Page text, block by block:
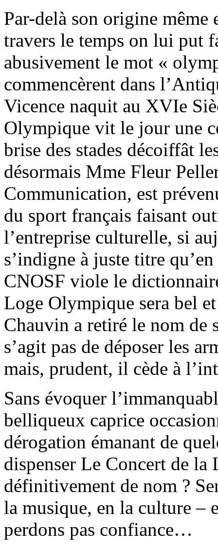
Par-delà son origine même
travers le temps on lui put
abusivement le mot «
commencèrent dans
Vicence naquit au XVIe
Olympique vit le jour une
brise des stades décoiffât
désormais Mme Fleur
Communication, est
du sport français faisant
l’entreprise culturelle, si
s’indigne à juste titre
CNOSF viole le
Loge Olympique sera bel
Chauvin a retiré le nom de
s’agit pas de déposer les
mais, prudent, il cède à
Sans évoquer
belliqueux caprice
dérogation émanant de
dispenser Le Concert de
définitivement de nom ?
la musique, en la culture –
perdons pas confiance…